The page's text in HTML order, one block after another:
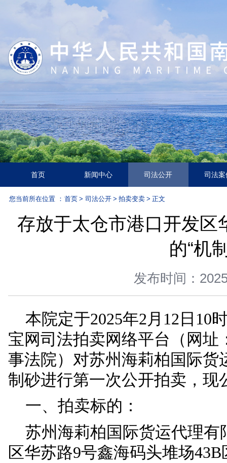
首页 新闻中心 司法公开
拍卖变卖 > 正文
存放于太仓市港口
发布时
本院定于2025年2月
宝网司法拍卖网络平台
事法院）对苏州海莉柏